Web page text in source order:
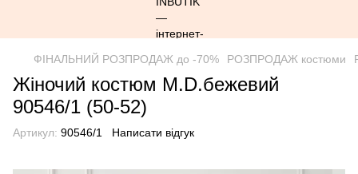
ФІНАЛЬНИЙ РОЗПРОДАЖ до -70% РОЗПРОДАЖ костюми
Жіночий костюм M.D.бежевий
90546/1 (50-52)
Артикул: 90546/1 Написати відгук